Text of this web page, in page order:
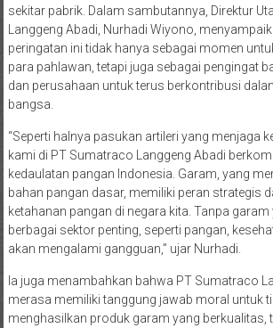
sekitar pabrik. Dalam sambutannya, Direktur
Langgeng Abadi, Nurhadi Wiyono,
peringatan ini tidak hanya sebagai momen
para pahlawan, tetapi juga sebagai pengingat
dan perusahaan untuk terus berkontribusi
bangsa.
“Seperti halnya pasukan artileri yang menjaga
kami di PT Sumatraco Langgeng Abadi
kedaulatan pangan Indonesia. Garam, yang
bahan pangan dasar, memiliki peran strategis
ketahanan pangan di negara kita. Tanpa garam
berbagai sektor penting, seperti pangan,
akan mengalami gangguan,” ujar Nurhadi.
Ia juga menambahkan bahwa PT Sumatraco
merasa memiliki tanggung jawab moral untuk
menghasilkan produk garam yang berkualitas,